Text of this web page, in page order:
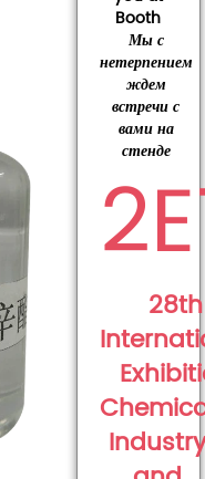
Booth
Мы с
нетерпением
ждем
встречи с
вами на
стенде
28th
Industry